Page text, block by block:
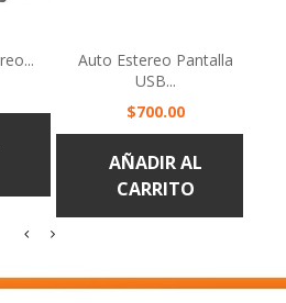
USB...
Precio
$700.00
AÑADIR AL
CARRITO